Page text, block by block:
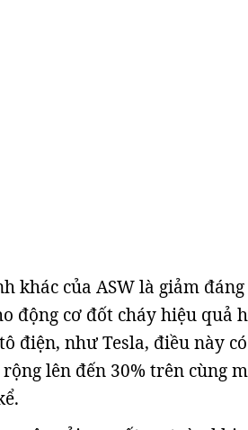
khác của ASW là giảm
động cơ đốt cháy hiệu quả
điện, như Tesla, điều này
lên đến 30% trên cùng